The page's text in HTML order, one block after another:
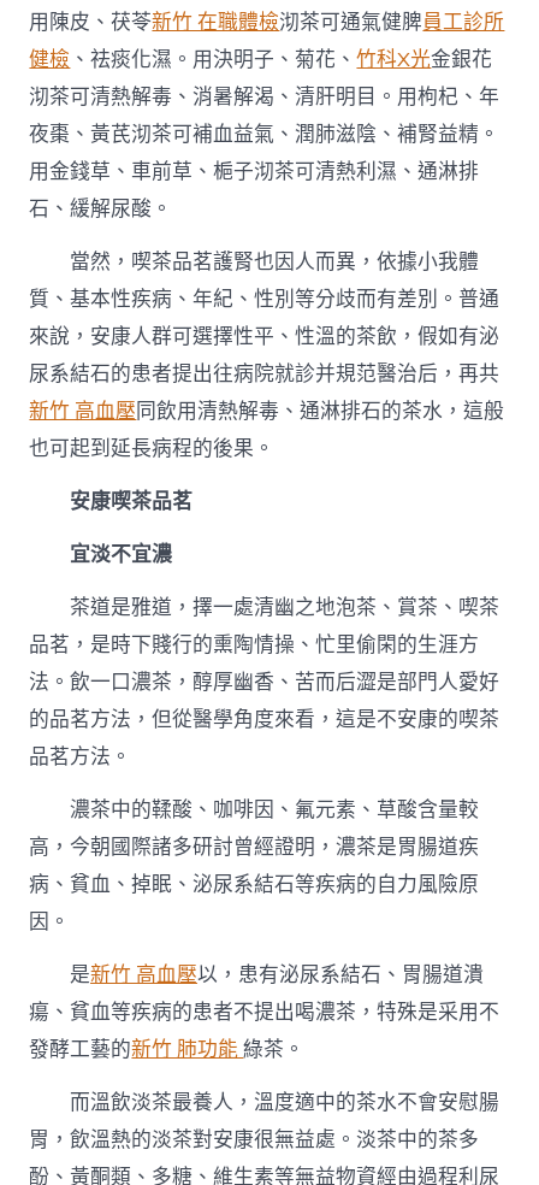
用陳皮、茯苓新竹 在職體檢沏茶可通氣健脾員工診所
健檢 、祛痰化濕。用決明子、菊花、竹科X光金銀花
沏茶可清熱解毒、消暑解渴、清肝明目。用枸杞、年
夜棗、黃芪沏茶可補血益氣、潤肺滋陰、補腎益精。
用金錢草、車前草、梔子沏茶可清熱利濕、通淋排
石、緩解尿酸。
當然，喫茶品茗護腎也因人而異，依據小我體
質、基本性疾病、年紀、性別等分歧而有差別。普通
來說，安康人群可選擇性平、性溫的茶飲，假如有泌
尿系結石的患者提出往病院就診并規范醫治后，再共
新竹 高血壓同飲用清熱解毒、通淋排石的茶水，這般
也可起到延長病程的後果。
安康喫茶品茗
宜淡不宜濃
茶道是雅道，擇一處清幽之地泡茶、賞茶、喫茶
品茗，是時下賤行的熏陶情操、忙里偷閑的生涯方
法。飲一口濃茶，醇厚幽香、苦而后澀是部門人愛好
的品茗方法，但從醫學角度來看，這是不安康的喫茶
品茗方法。
濃茶中的鞣酸、咖啡因、氟元素、草酸含量較
高，今朝國際諸多研討曾經證明，濃茶是胃腸道疾
病、貧血、掉眠、泌尿系結石等疾病的自力風險原
因。
是新竹 高血壓以，患有泌尿系結石、胃腸道潰
瘍、貧血等疾病的患者不提出喝濃茶，特殊是采用不
發酵工藝的新竹 肺功能綠茶。
而溫飲淡茶最養人，溫度適中的茶水不會安慰腸
胃，飲溫熱的淡茶對安康很無益處。淡茶中的茶多
酚、黃酮類、多糖、維生素等無益物資經由過程利尿